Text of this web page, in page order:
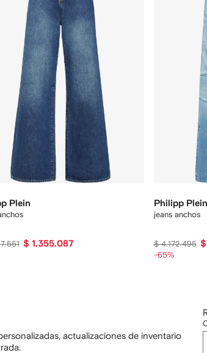
Plein
$ 1.355.087
Philipp Plein
jeans anchos
$ 4.172.495 $
-65%
actualizaciones de inventario